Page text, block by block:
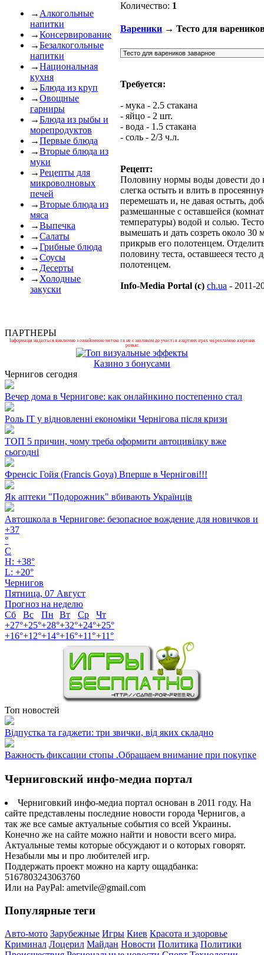
→ Алкогольные
напитки
→Консервирование
→Безалкогольные
напитки
→Национальная
кухня
→Блюда из круп
→Овощные
гарниры
→Блюда из рыбы и
морепродуктов
→Первые блюда
→Вторые блюда из
муки
→Рецепты для
микроволновых
печей
→Вторые блюда из
мяса
→Выпечка
→Салаты
→Грибные блюда
→Соусы
→ Десерты
→ Холодные
закуски
Количество: 1
Вареники → Тесто для
Требуется:
- мука - 2.5 стакана
- яйцо - 2 шт.
- вода - 1.5 стакана
- соль - 2/3 ч.л.
Рецепт:
Половину нормы воды довести до
слегка остыть и влить в
перемешать и, не давая остыть,
размешанные с оставшейся
температуры) водой и солью.
вымешать и дать созреть около 30
прикрыв его полотенцем.
половину теста, оставшееся тесто
полотенцем.
Info-Media Portal (c) ch.ua - 2011-
ПАРТНЕРЫ
Інформація надається виключно з ознайомчою метою та не є закликом до участі в азартних іграх чи рекламою азартних
розваг.
Казино з бонусами
Чернигов сегодня
Вечер дома в Чернигове: как онлайнкино постепенно стал
Роль ІТ у відновленні економіки Чернігова після кризи
ТОП 5 причин, чому треба оформити автоцивілку вже
сьогодні
Френсіс Гойя (Francis Goya) Вперше в Чернігові!!!
Як аптеки "Подорожник" вбивають Українців
Автошкола в Чернигове: безопасное вождение для новичков и
+37
°
C
H: +38°
L: +20°
Чернигов
Пятница, 07 Август
Прогноз на неделю
Сб
Вс Пн Вт Ср
Чт
+27°+25°+28°+32°+24°+25°
+16°+12°+14°+16°+11°+11°
Топ новостей
Відпустка та гаджети: три звички, від яких складно
Важность фиксации стопы .Обращаем внимание при покупке
Черниговский инфо-медиа портал
Черниговкий инфо-медиа портал основан в 2011 году. На
сайте представлены последние новости города Чернигов, а
так же все самые актуальные события со всей Украины.
Конечно же на сайте можно найти и новости всего мира.
Актуальные темы которые обсуждают и о которых говорят.
Незабыли мы и про любителей игр.
Поддержать проект можно на карту ощадбанка:
5167803243063760
Или на PayPal: ametvile@gmail.com
Популярные теги
Авто-мото Зарубежные Игры Киев Красота и здоровье
Криминал Лоцерил Майдан Новости Политика Политики